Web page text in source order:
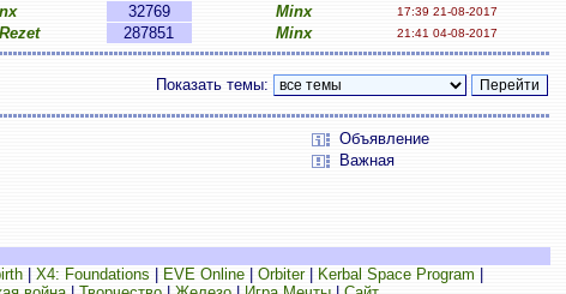
32769 Minx 17:39 21-08-2017
287851 Minx 21:41 04-08-2017
Показать темы:
Объявление
Важная
| X4: Foundations EVE Online| Orbiter| Kerbal Space Program